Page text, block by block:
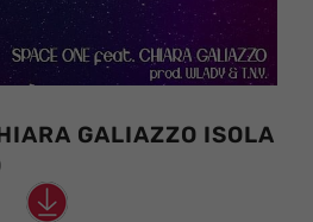
GALIAZZO ISOLA